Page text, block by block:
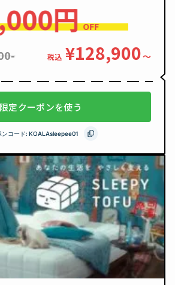
円 OFF
税込 ¥128,900〜
限定クーポンを使う
ンコード: KOALAsleepee01